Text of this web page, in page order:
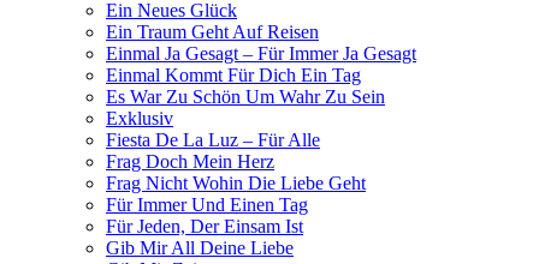
Ein Neues Glück
Ein Traum Geht Auf Reisen
Einmal Ja Gesagt – Für Immer Ja Gesagt
Einmal Kommt Für Dich Ein Tag
Es War Zu Schön Um Wahr Zu Sein
Exklusiv
Fiesta De La Luz – Für Alle
Frag Doch Mein Herz
Frag Nicht Wohin Die Liebe Geht
Für Immer Und Einen Tag
Für Jeden, Der Einsam Ist
Gib Mir All Deine Liebe